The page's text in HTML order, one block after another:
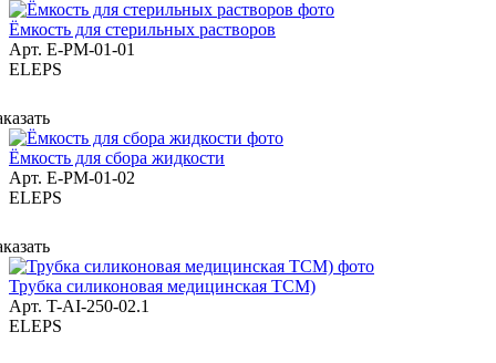
Ёмкость для стерильных растворов
Арт. Е-РМ-01-01
ELEPS
Ёмкость для сбора жидкости
Арт. Е-РМ-01-02
ELEPS
Трубка силиконовая медицинская ТСМ)
Арт. T-AI-250-02.1
ELEPS